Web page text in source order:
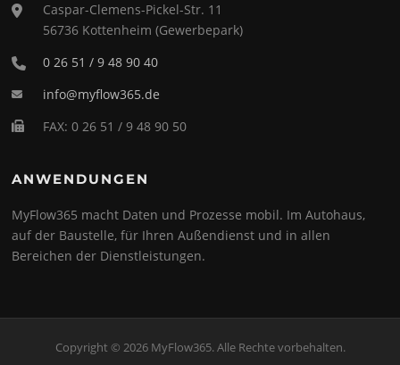
Caspar-Clemens-Pickel-Str. 11
56736 Kottenheim (Gewerbepark)
0 26 51 / 9 48 90 40
info@myflow365.de
FAX: 0 26 51 / 9 48 90 50
ANWENDUNGEN
MyFlow365 macht Daten und Prozesse mobil. Im Autohaus,
auf der Baustelle, für Ihren Außendienst und in allen
Bereichen der Dienstleistungen.
Copyright © 2026 MyFlow365. Alle Rechte vorbehalten.